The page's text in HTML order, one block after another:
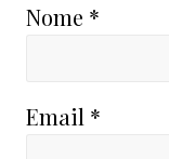
Nome *
Email *